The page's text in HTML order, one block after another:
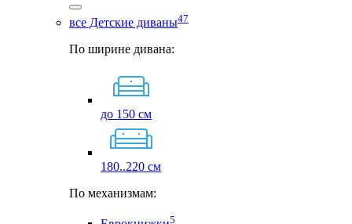
все Детские диваны47
По ширине дивана:
до 150 см
180..220 см
По механизмам:
5